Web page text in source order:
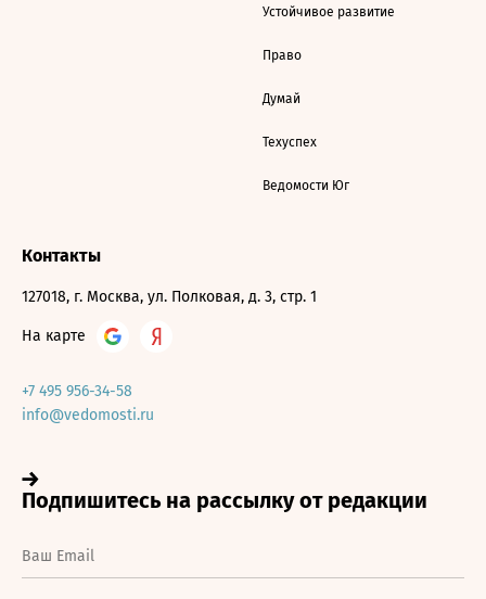
Устойчивое развитие
Право
Думай
Техуспех
Ведомости Юг
Контакты
127018, г. Москва, ул. Полковая, д. 3, стр. 1
На карте
+7 495 956-34-58
info@vedomosti.ru